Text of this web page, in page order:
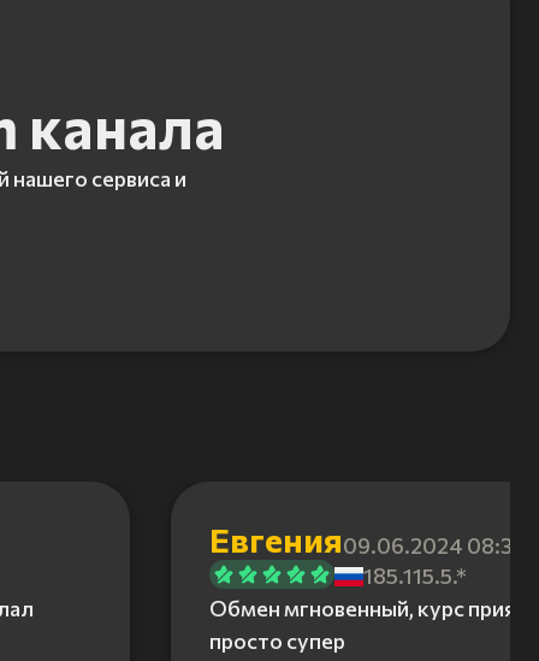
канала
сервиса и
Евгения09.06.2024 08:31
185.115.5.*
Обмен мгновенный, курс
просто супер